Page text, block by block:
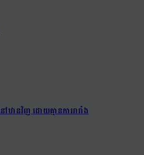
ឋានវិញ ដោយគ្មានការរារាំង